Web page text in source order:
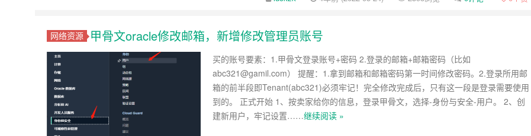
网络资源 甲骨文oracle修改邮箱，新增修改管理员账号
买的账号要素：1.甲骨文登录账号+密码 2.登录的邮箱+邮箱密码（比如
abc321@gamil.com） 提醒：1.拿到邮箱和邮箱密码第一时间修改密码。2.登录所用邮
箱的前半段即Tenant(abc321)必须牢记！完全修改完成后，只有这一段是登录需要使用
到的。 正式开始 1、按卖家给你的信息，登录甲骨文，选择-身份与安全-用户。 2、创
建新用户，牢记设置……继续阅读 »